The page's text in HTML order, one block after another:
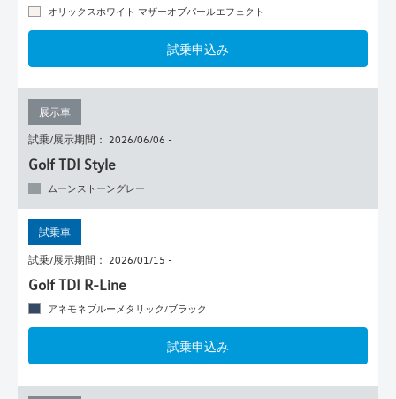
オリックスホワイト マザーオブパールエフェクト
試乗申込み
展示車
試乗/展示期間： 2026/06/06 -
Golf TDI Style
ムーンストーングレー
試乗車
試乗/展示期間： 2026/01/15 -
Golf TDI R-Line
アネモネブルーメタリック/ブラック
試乗申込み